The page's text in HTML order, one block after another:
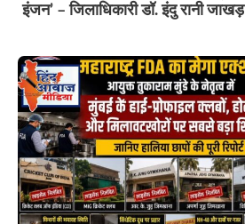
इंजन’ – जिलाधिकारी डॉ. इंदु रानी जाखड़